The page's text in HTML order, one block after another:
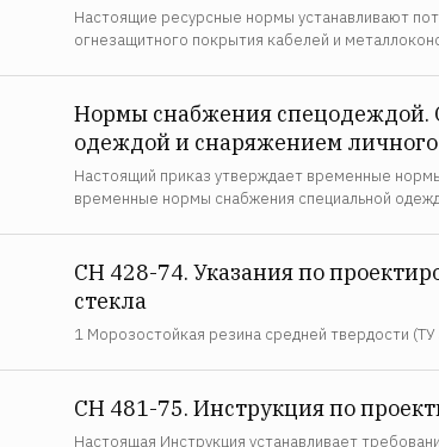
Настоящие ресурсные нормы устанавливают
огнезащитного покрытия кабелей и
Нормы снабжения спецодеждой.
одеждой и снаряжением
Настоящий приказ утверждает временные
временные нормы снабжения специальной
СН 428-74. Указания по
стекла
1 Морозостойкая резина средней твердости
СН 481-75. Инструкция по
Настоящая Инструкция устанавливает